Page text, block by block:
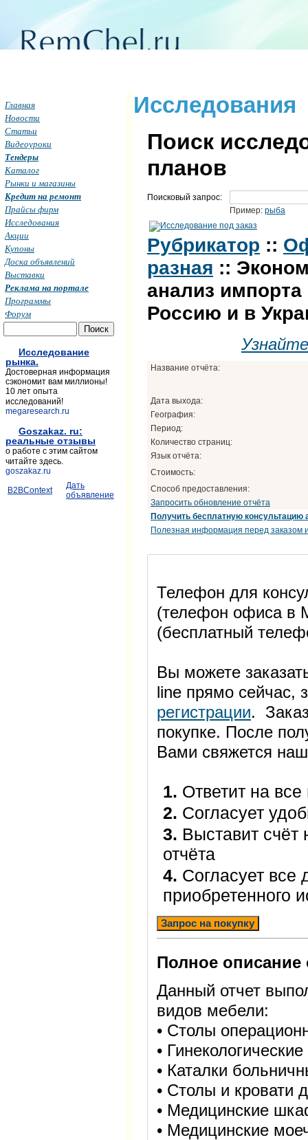
Исследования
Поиск
планов
Поисковый запрос:
Пример: рыба
Рубрикатор ::
разная ::
анализ
Россию и в
Название отчёта:
Дата выхода:
География:
Период:
Количество страниц:
Язык отчёта:
Стоимость:
Способ предоставления:
Запросить обновление отчёта
Получить бесплатную консультацию
Полезная информация перед заказом
Телефон для
(телефон офиса в
(бесплатный
Вы можете
line прямо
регистрации.
покупке. После
Вами свяжется
1. Ответит на
2. Согласует
3. Выставит счёт
отчёта
4. Согласует все
приобретенного
Запрос на покупку
Полное описание
Данный отчет
видов мебели:
• Столы
•
• Каталки
• Столы и кровати
• Медицинские
• Медицинские
Главная
Новости
Статьи
Видеоуроки
Тендеры
Каталог
Рынки и магазины
Кредит на ремонт
Прайсы фирм
Исследования
Акции
Купоны
Доска объявлений
Выставки
Реклама на портале
Программы
Форум
Исследование
рынка.
Достоверная информация
сэкономит вам миллионы!
10 лет опыта
исследований!
megaresearch.ru
Goszakaz. ru:
реальные отзывы
о работе с этим сайтом
читайте здесь.
goszakaz.ru
B2BContext
Дать
объявление